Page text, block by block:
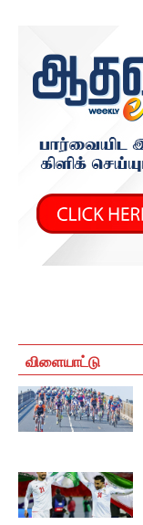
விளையாட்டு